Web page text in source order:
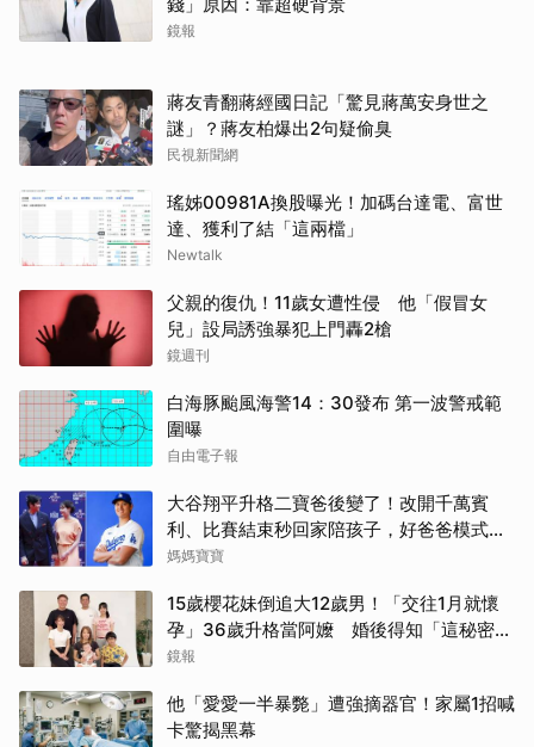
鏡報
蔣友青翻蔣經國日記「驚見蔣萬安身世之
謎」？蔣友柏爆出2句疑偷臭
民視新聞網
瑤姊00981A換股曝光！加碼台達電、富世
達、獲利了結「這兩檔」
Newtalk
父親的復仇！11歲女遭性侵 他「假冒女
兒」設局誘強暴犯上門轟2槍
鏡週刊
白海豚颱風海警14：30發布 第一波警戒範
圍曝
自由電子報
大谷翔平升格二寶爸後變了！改開千萬賓
利、比賽結束秒回家陪孩子，好爸爸模式全
開
媽媽寶寶
15歲櫻花妹倒追大12歲男！「交往1月就懷
孕」36歲升格當阿嬤 婚後得知「這秘密」
傻眼了
鏡報
他「愛愛一半暴斃」遭強摘器官！家屬1招喊
卡驚揭黑幕